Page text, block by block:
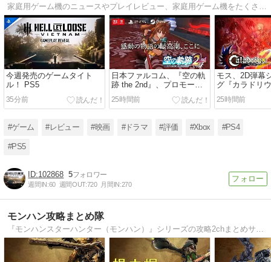
家庭用ゲーム機のニュースやプレイレビュー、家庭用ゲーム機をたくさんの人に遊んでもらうため応援するブログです。
今週発売のゲームタイト
ル！ PS5
35分前
日本ファルコム、『空の軌
跡 the 2nd』、プロモーシ
ョントレーラー公開
25時間前
モス、2D弾幕
グ『カラドリ
2026年冬発売
25時間前
#ゲーム #レビュー #映画 #ドラマ #評価 #Xbox #PS4
#PS5
102868 5
週間IN:60 週間OUT:720 月間IN:270
モンハン攻略まとめ隊
『モンハンスターハンター（モンハン）』シリーズの攻略2chまとめサイトです。